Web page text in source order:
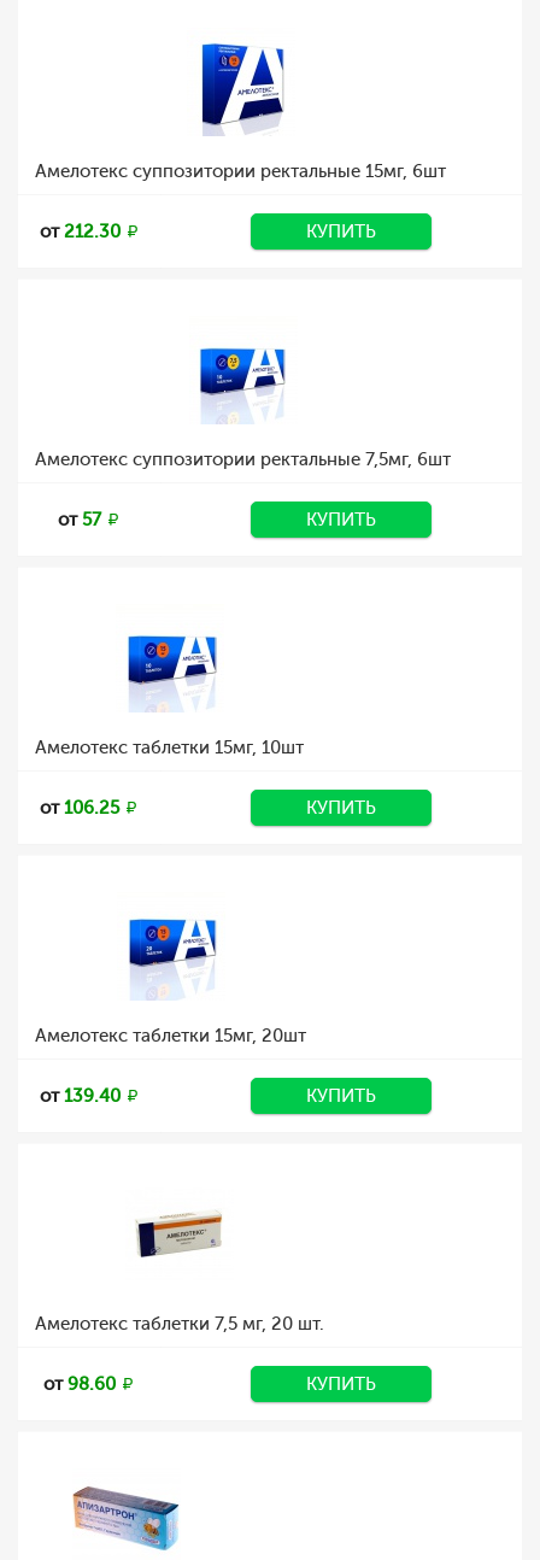
Амелотекс суппозитории ректальные 15мг, 6шт
от212.30 КУПИТЬ
Амелотекс суппозитории ректальные 7,5мг, 6шт
от57 КУПИТЬ
Амелотекс таблетки 15мг, 10шт
от106.25 КУПИТЬ
Амелотекс таблетки 15мг, 20шт
от139.40 КУПИТЬ
Амелотекс таблетки 7,5 мг, 20 шт.
от98.60 КУПИТЬ